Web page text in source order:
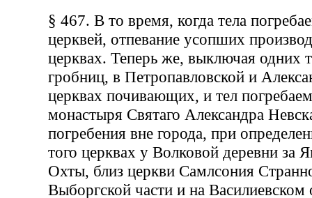
§ 467. В то время, когда тела
церквей, отпевание усопших
церквах. Теперь же, выключая одних
гробниц, в Петропавловской и
церквах почивающих, и тел
монастыря Святаго Александра
погребения вне города, при
того церквах у Волковой деревни за
Охты, близ церкви Самлсония
Выборгской части и на Василиевском